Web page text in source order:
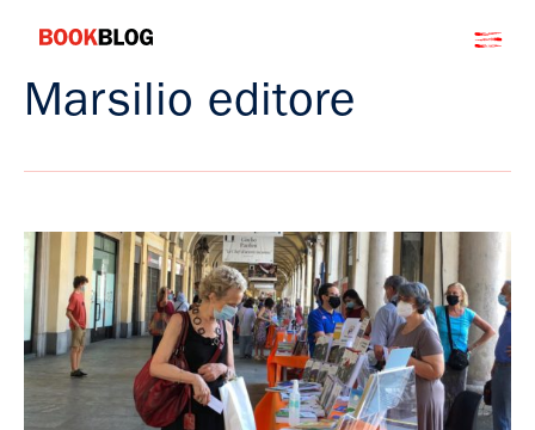
contenuto
Bookblog
Marsilio editore